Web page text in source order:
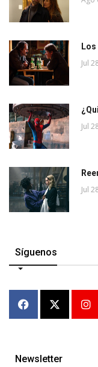
Jul
Jul
Jul
Síguenos
Newsletter